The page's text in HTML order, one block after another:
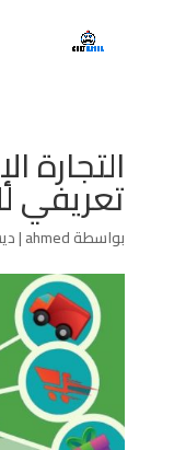
التجارة
تعريفي
بواسطةahmed
|